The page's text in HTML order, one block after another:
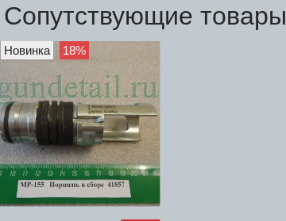
Сопутствующие товары
Новинка 18%